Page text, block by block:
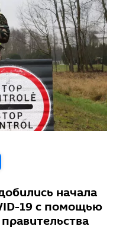
начала
19 с помощью